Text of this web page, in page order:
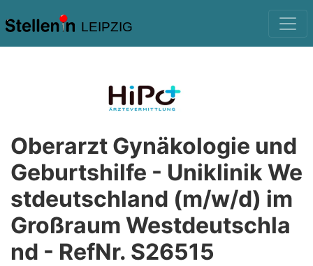
LEIPZIG
Oberarzt Gynäkologie und
Geburtshilfe - Uniklinik We
stdeutschland (m/w/d) im
Großraum Westdeutschla
nd - RefNr. S26515